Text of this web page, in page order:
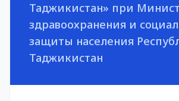
Таджикистан» при
здравоохранения и
защиты населения
Таджикистан